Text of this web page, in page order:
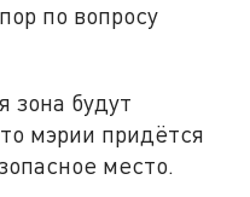
по вопросу
зона будут
мэрии придётся
место.